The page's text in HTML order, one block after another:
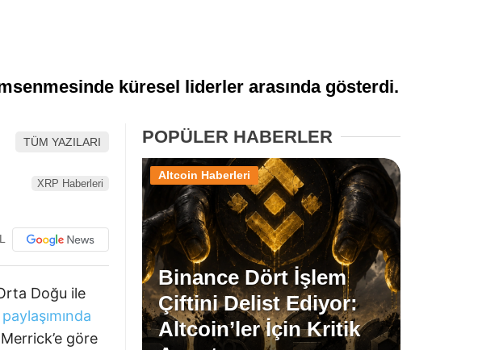
Memecoin Haberleri
Stablecoin Haberleri
Facebook
Instagram
Youtube
küresel liderler arasında gösterdi.
TÜM YAZILARI
XRP Haberleri
Doğu ile
paylaşımında
göre
POPÜLER HABERLER
Binance Dört İşlem
Çiftini Delist Ediyor:
Altcoin’ler İçin Kritik
Altcoin Haberleri